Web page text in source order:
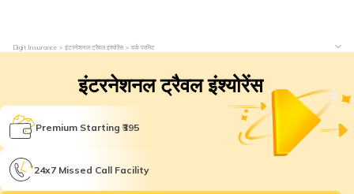
Digit Insurance इंटरनेशनल ट्रैवल इंश्योरेंस वर्क परमिट
इंटरनेशनल ट्रैवल इंश्योरेंस
Premium Starting ₹395
24x7 Missed Call Facility